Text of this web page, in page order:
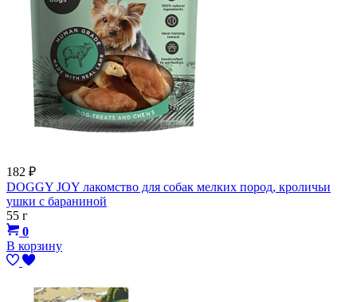
182 ₽
DOGGY JOY лакомство для собак мелких пород, кроличьи
ушки с бараниной
55 г
0
В корзину